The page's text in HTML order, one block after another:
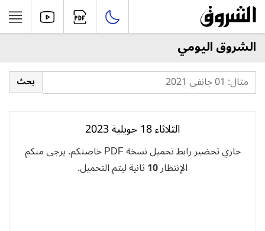
الشروق اليومي
الثلاثاء 18 جويلية 2023
جاري تحضير رابط تحميل نسخة PDF خاصتكم. يرجى منكم
الإنتظار10ثانية ليتم التحميل.